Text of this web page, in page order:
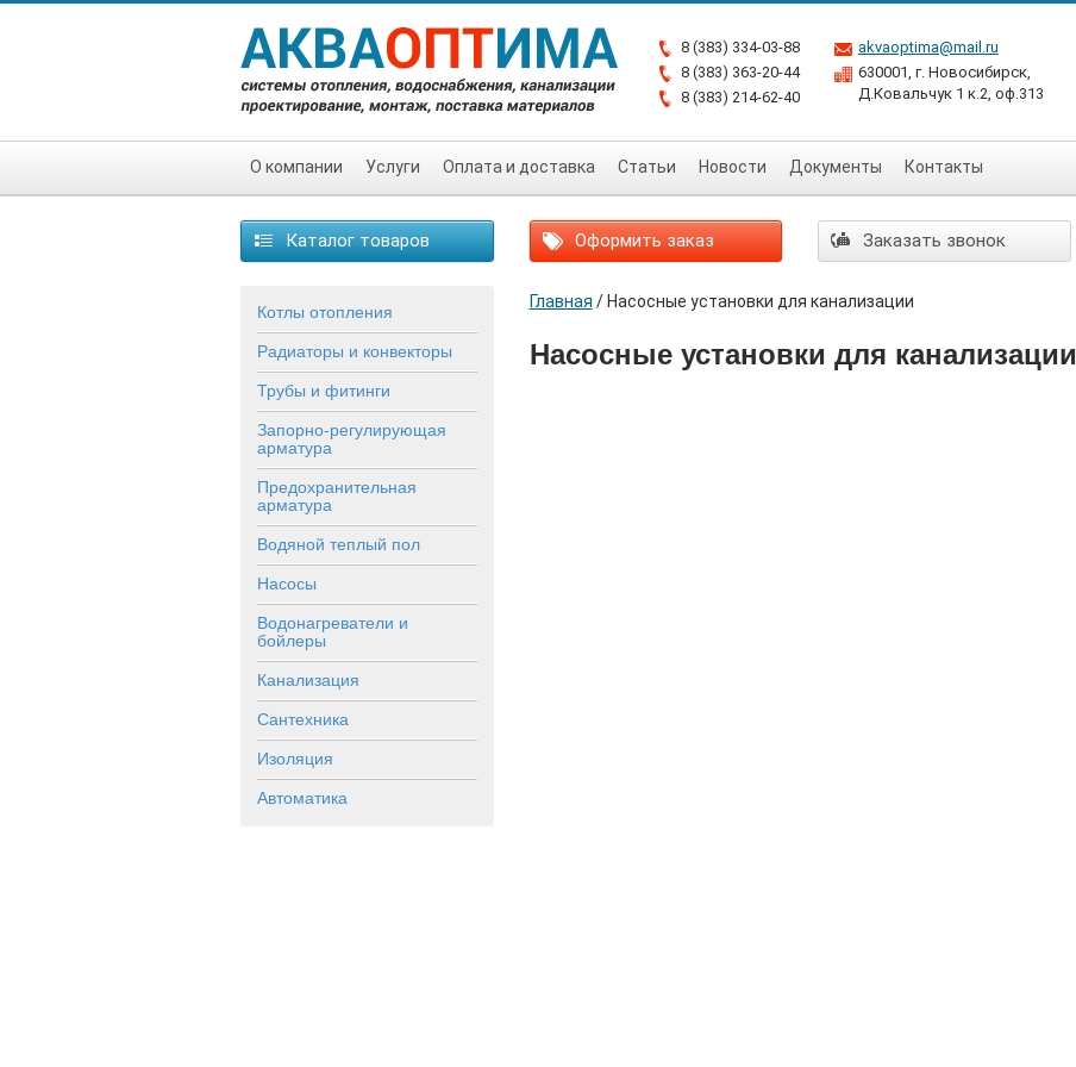
8 (383) 334-03-88
8 (383) 363-20-44
8 (383) 214-62-40
akvaoptima@mail.ru
630001, г. Новосибирск,
Д.Ковальчук 1 к.2, оф.313
О компании Услуги Оплата и доставка Статьи Новости Документы Контакты
Каталог товаров Оформить заказ Заказать звонок
Котлы отопления
Радиаторы и конвекторы
Трубы и фитинги
Запорно-регулирующая
арматура
Предохранительная
арматура
Водяной теплый пол
Насосы
Водонагреватели и
бойлеры
Канализация
Сантехника
Изоляция
Автоматика
Главная / Насосные установки для канализации
Насосные установки для канализации